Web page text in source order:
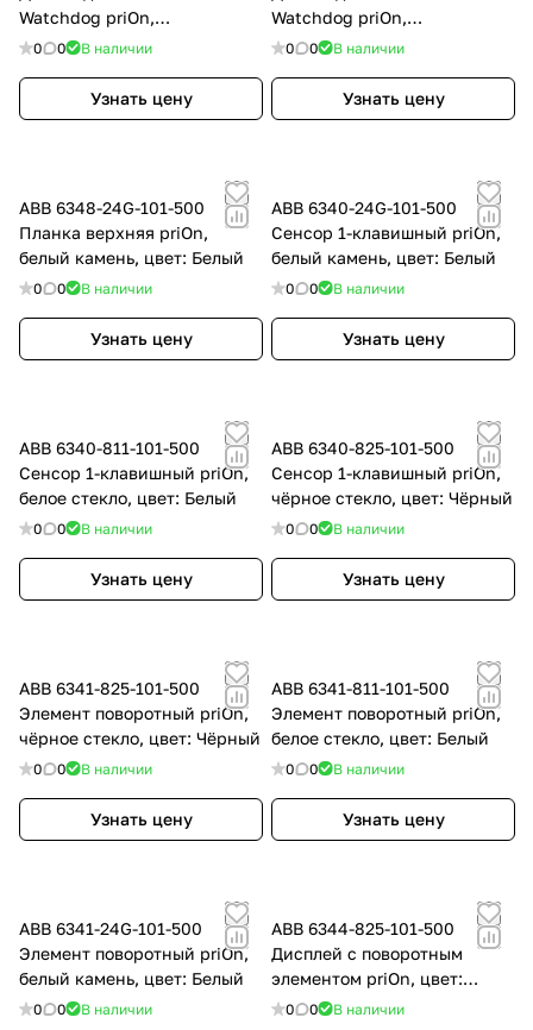
Watchdog priOn,
мультилинза 180, сталь,
0 0 В наличии
Узнать цену
Watchdog priOn,
мультилинза 180, цвет
0 0 В наличии
Узнать цену
ABB 6348-24G-101-500
Планка верхняя priOn,
белый камень, цвет: Белый
0 0 В наличии
Узнать цену
ABB 6340-24G-101-500
Сенсор 1-клавишный priOn,
белый камень, цвет: Белый
0 0 В наличии
Узнать цену
ABB 6340-811-101-500
Сенсор 1-клавишный priOn,
белое стекло, цвет: Белый
0 0 В наличии
Узнать цену
ABB 6340-825-101-500
Сенсор 1-клавишный priOn,
чёрное стекло, цвет: Чёрный
0 0 В наличии
Узнать цену
ABB 6341-825-101-500
Элемент поворотный priOn,
чёрное стекло, цвет: Чёрный
0 0 В наличии
Узнать цену
ABB 6341-811-101-500
Элемент поворотный priOn,
белое стекло, цвет: Белый
0 0 В наличии
Узнать цену
ABB 6341-24G-101-500
Элемент поворотный priOn,
белый камень, цвет: Белый
0 0 В наличии
ABB 6344-825-101-500
Дисплей с поворотным
элементом priOn, цвет:
Чёрный
0 0 В наличии